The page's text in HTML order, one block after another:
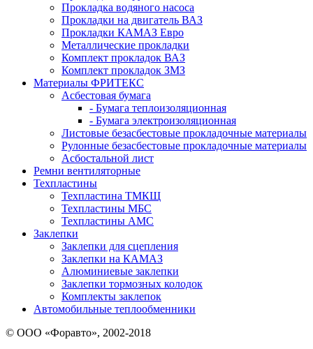
Прокладка водяного насоса
Прокладки на двигатель ВАЗ
Прокладки КАМАЗ Евро
Металлические прокладки
Комплект прокладок ВАЗ
Комплект прокладок ЗМЗ
Материалы ФРИТЕКС
Асбестовая бумага
- Бумага теплоизоляционная
- Бумага электроизоляционная
Листовые безасбестовые прокладочные материалы
Рулонные безасбестовые прокладочные материалы
Асбостальной лист
Ремни вентиляторные
Техпластины
Техпластина ТМКЩ
Техпластины МБС
Техпластины АМС
Заклепки
Заклепки для сцепления
Заклепки на КАМАЗ
Алюминиевые заклепки
Заклепки тормозных колодок
Комплекты заклепок
Автомобильные теплообменники
© ООО «Форавто», 2002-2018